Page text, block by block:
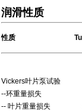
润滑性质
性质
250小时
Vickers叶片
--环重量损失
-- 叶片重量损失